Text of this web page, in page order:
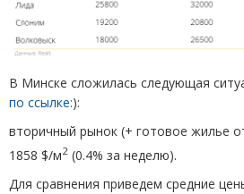
В Минске сложилась следующая
по ссылке:):
вторичный рынок (+ готовое жилье
1858 $/м2 (0.4% за неделю).
Для сравнения приведем средние